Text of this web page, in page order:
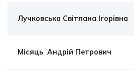
Лучковська Світлана Ігорівна
Місяць Андрій Петрович